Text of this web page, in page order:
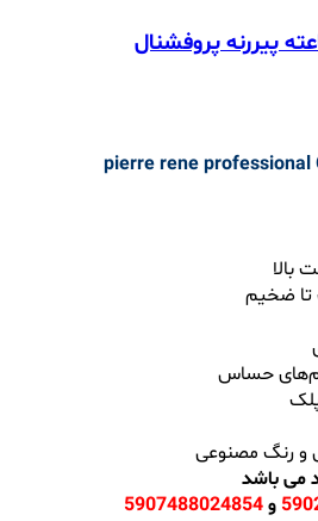
pierre rene professional
بالا
ضخیم
حساس
و رنگ مصنوعی
می باشد
و5907488024854